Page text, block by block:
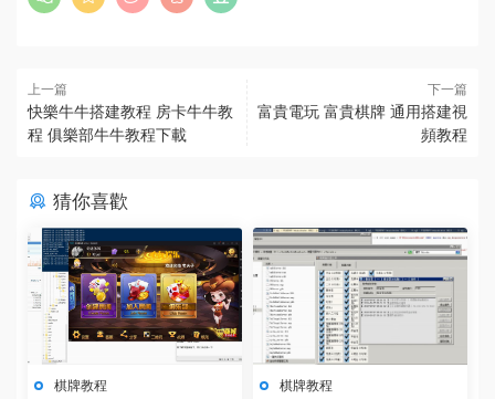
上一篇
快樂牛牛搭建教程 房卡牛牛教
程 俱樂部牛牛教程下載
下一篇
富貴電玩 富貴棋牌 通用搭建視
頻教程
猜你喜歡
棋牌教程 棋牌教程